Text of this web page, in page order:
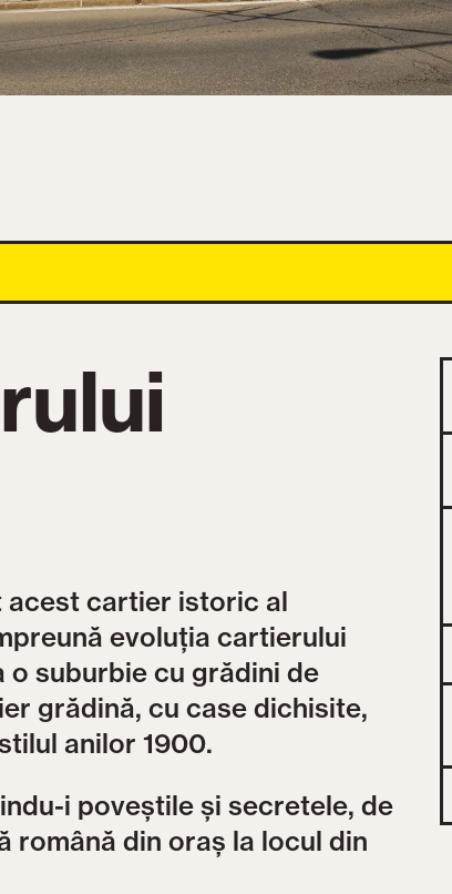
acest cartier istoric al
evoluția cartierului
o suburbie cu grădini de
grădină, cu case dichisite,
anilor 1900.
i poveștile și secretele, de
română din oraș la locul din